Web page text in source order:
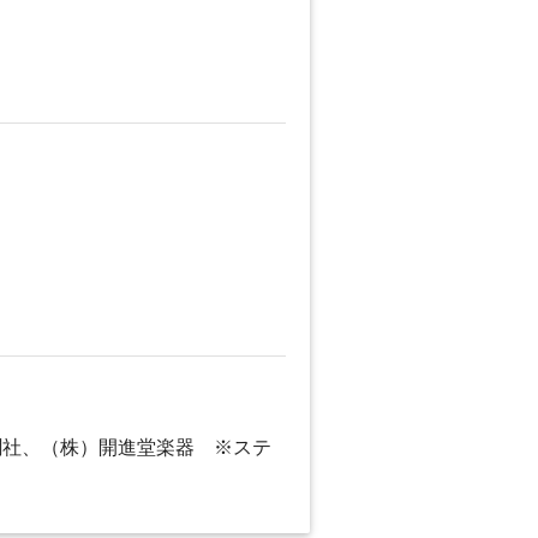
社、（株）開進堂楽器 ※ステ